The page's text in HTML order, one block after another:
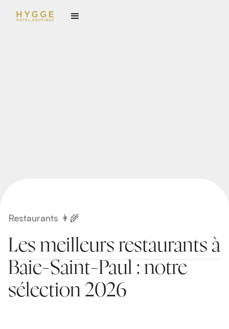
Restaurants 👩‍🌾
Les meilleurs restaurants à
Baie-Saint-Paul : notre
sélection 2026